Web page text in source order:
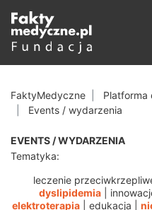
FaktyMedyczne
Platforma
Events / wydarzenia
EVENTS / WYDARZENIA
Tematyka:
leczenie
dyslipidemia
elektroterapia
edukacja